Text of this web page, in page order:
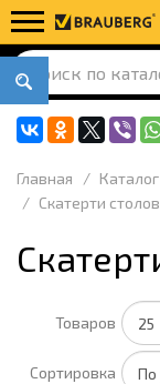
Главная Каталог
Скатерти
Товаров
Сортировка